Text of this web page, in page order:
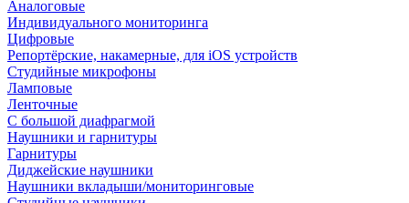
Аналоговые
Индивидуального мониторинга
Цифровые
Репортёрские, накамерные, для iOS устройств
Студийные микрофоны
Ламповые
Ленточные
С большой диафрагмой
Наушники и гарнитуры
Гарнитуры
Диджейские наушники
Наушники вкладыши/мониторинговые